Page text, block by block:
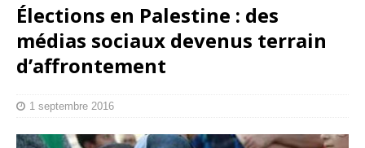
Élections en Palestine : des
médias sociaux devenus terrain
d’affrontement
1 septembre 2016